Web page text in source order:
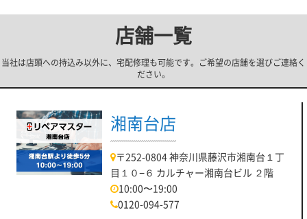
店舗一覧
当社は店頭への持込み以外に、宅配修理も可能です。ご希望の店舗を選びご連絡く
ださい。
湘南台店
〒252-0804 神奈川県藤沢市湘南台１丁
目１０−６ カルチャー湘南台ビル ２階
10:00〜19:00
0120-094-577